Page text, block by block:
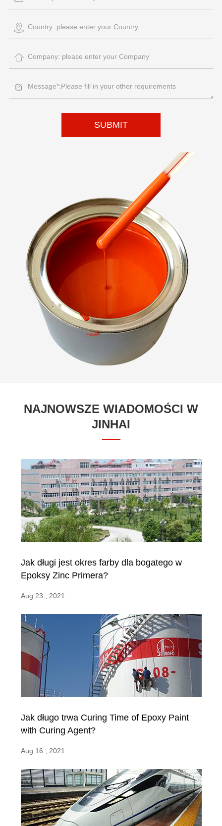
SUBMIT
NAJNOWSZE WIADOMOŚCI W
JINHAI
Jak długi jest okres farby dla bogatego w
Epoksy Zinc Primera?
Aug 23 , 2021
Jak długo trwa Curing Time of Epoxy Paint
with Curing Agent?
Aug 16 , 2021